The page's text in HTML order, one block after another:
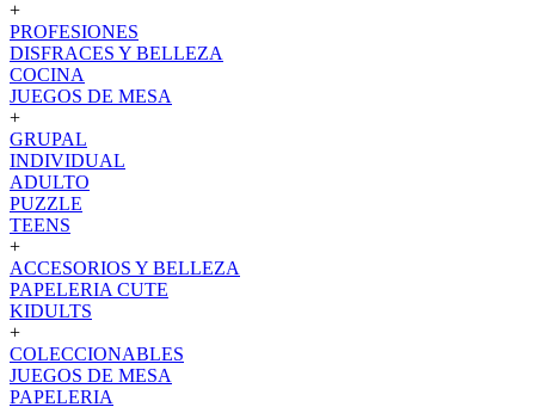
+
PROFESIONES
DISFRACES Y BELLEZA
COCINA
JUEGOS DE MESA
+
GRUPAL
INDIVIDUAL
ADULTO
PUZZLE
TEENS
+
ACCESORIOS Y BELLEZA
PAPELERIA CUTE
KIDULTS
+
COLECCIONABLES
JUEGOS DE MESA
PAPELERIA